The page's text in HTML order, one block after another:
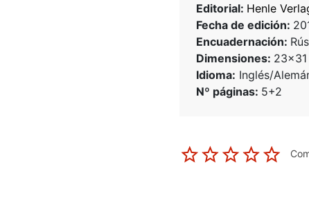
Editorial: Henle
Fecha de edición:
Encuadernación:
Dimensiones: 23x31
Idioma: Inglés/
Nº páginas: 5+2